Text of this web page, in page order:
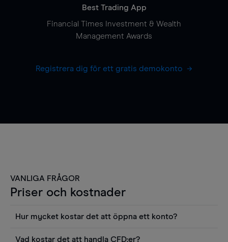
Best Trading App
Financial Times Investment & Wealth
Management Awards
Registrera dig för ett gratis demokonto
VANLIGA FRÅGOR
Priser och kostnader
Hur mycket kostar det att öppna ett konto?
Vad kostar det att handla CFD:er?